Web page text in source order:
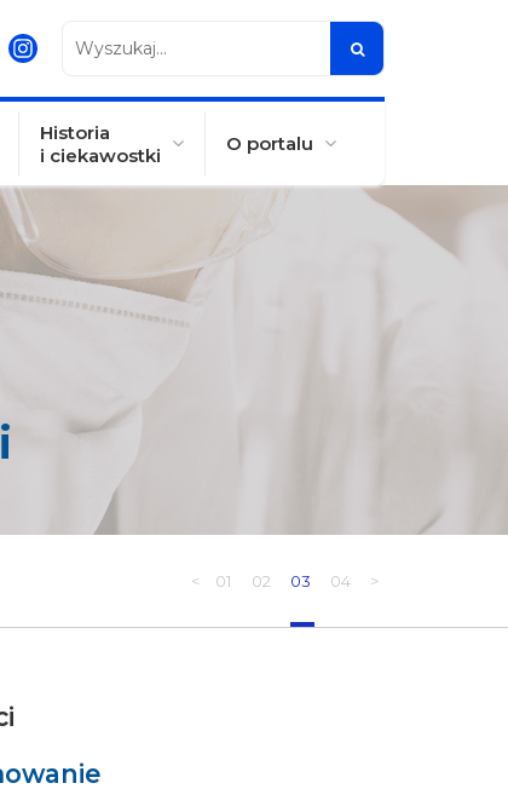
Historia
i ciekawostki
O portalu
< 01 02 03 04 >